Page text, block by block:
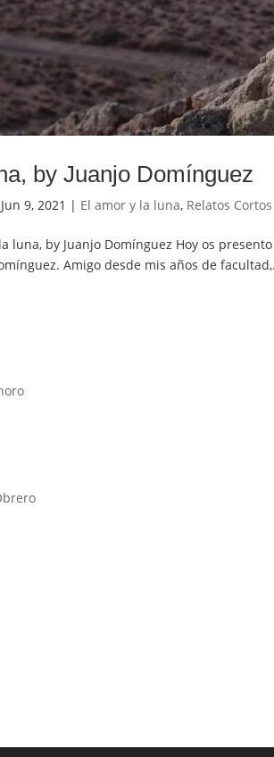
by Juanjo Domínguez
Jun 9, 2021 | El amor y la luna, Relatos Cortos
luna, by Juanjo Domínguez Hoy os
Amigo desde mis años de